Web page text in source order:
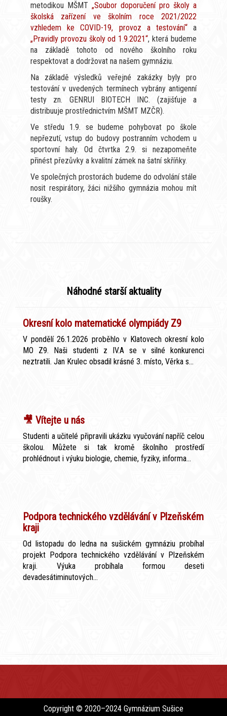
metodikou MŠMT „Soubor doporučení pro školy a
školská zařízení ve školním roce 2021/2022
vzhledem ke COVID-19, provoz a testování“a
„Pravidly provozu školy od 1.9.2021“, která budeme
na základě tohoto od nového školního roku
respektovat a dodržovat na našem gymnáziu.
Na základě výsledků veřejné zakázky byly pro
testování v uvedených termínech vybrány antigenní
testy zn. GENRUI BIOTECH INC. (zajišťuje a
distribuuje prostřednictvím MŠMT MZČR).
Ve středu 1.9. se budeme pohybovat po škole
nepřezutí, vstup do budovy postranním vchodem u
sportovní haly. Od čtvrtka 2.9. si nezapomeňte
přinést přezůvky a kvalitní zámek na šatní skříňky.
Ve společných prostorách budeme do odvolání stále
nosit respirátory, žáci nižšího gymnázia mohou mít
roušky.
Náhodné starší aktuality
Okresní kolo matematické olympiády Z9
V pondělí 26.1.2026 proběhlo v Klatovech okresní kolo
MO Z9. Naši studenti z IV.A se v silné konkurenci
neztratili. Jan Krulec obsadil krásné 3. místo, Věrka s...
🎥 Vítejte u nás
Studenti a učitelé připravili ukázku vyučování napříč celou
školou. Můžete si tak kromě školního prostředí
prohlédnout i výuku biologie, chemie, fyziky, informa...
Podpora technického vzdělávání v Plzeňském
kraji
Od listopadu do ledna na sušickém gymnáziu probíhal
projekt Podpora technického vzdělávání v Plzeňském
kraji. Výuka probíhala formou deseti
devadesátiminutových...
Copyright © 2020–2024 Gymnázium Sušice